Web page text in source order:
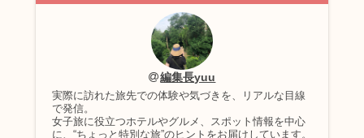
編集長yuu
実際に訪れた旅先での体験や気づきを、リアルな目線
で発信。
女子旅に役立つホテルやグルメ、スポット情報を中心
に、“ちょっと特別な旅”のヒントをお届けしています。